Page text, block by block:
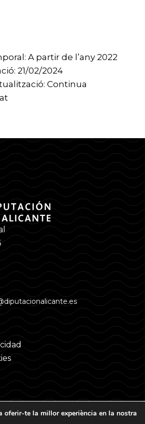
A partir de l’any 2022
21/02/2024
Continua
oferir-te la millor experiència en la nostra